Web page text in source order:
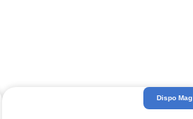
Dispo Mag